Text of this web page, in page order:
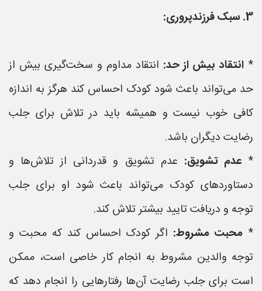
3. سبک فرزندپروری:
* انتقاد بیش از حد: انتقاد مداوم و سخت‌گیری بیش از
حد می‌تواند باعث شود کودک احساس کند هرگز به اندازه
کافی خوب نیست و همیشه باید در تلاش برای جلب
رضایت دیگران باشد.
*عدم تشویق: عدم تشویق و قدردانی از تلاش‌ها و
دستاوردهای کودک می‌تواند باعث شود او برای جلب
توجه و دریافت تایید بیشتر تلاش کند.
* محبت مشروط: اگر کودک احساس کند که محبت و
توجه والدین مشروط به انجام کار خاصی است، ممکن
است برای جلب رضایت آن‌ها رفتارهایی را انجام دهد که